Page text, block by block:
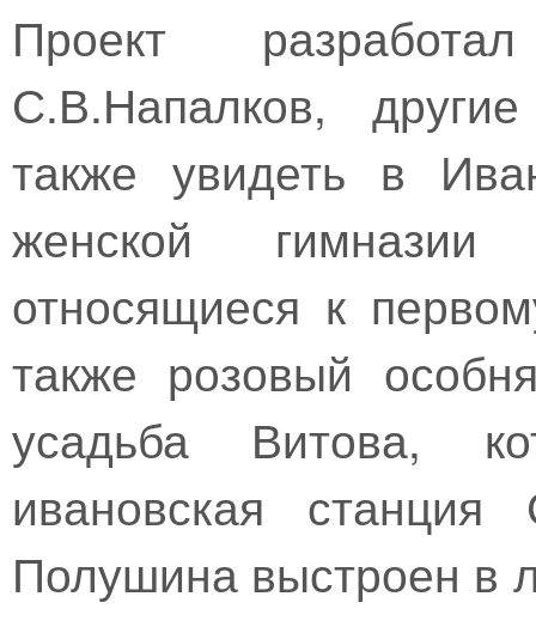
Проект
С.В.Напалков,
также увидеть в
женской
относящиеся к
также розовый
усадьба Витова,
ивановская
Полушина выстроен в